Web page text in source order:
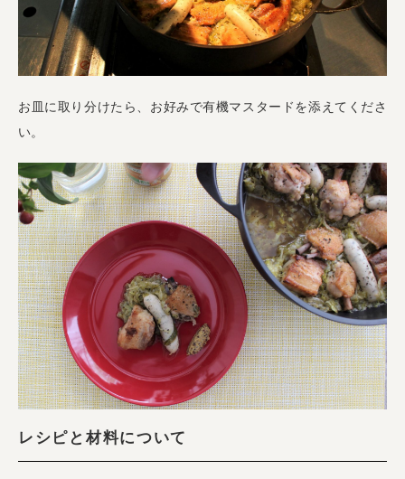
お皿に取り分けたら、お好みで有機マスタードを添えてくださ
い。
レシピと材料について